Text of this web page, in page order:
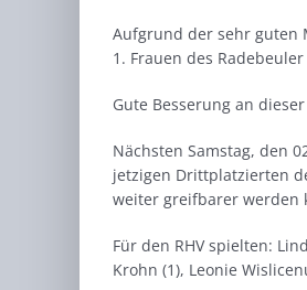
Aufgrund der sehr guten
1. Frauen des
Gute Besserung an
Nächsten Samstag, den
jetzigen Drittplatzierten
weiter greifbarer werden
Für den RHV spielten:
Krohn (1), Leonie